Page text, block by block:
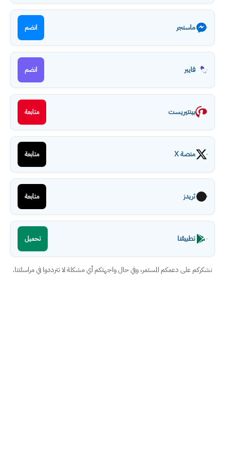
ماسنجر انضم
فايبر انضم
بينتيريست متابعة
منصة X متابعة
ثريدز متابعة
تطبيقنا تحميل
نشكركم على دعمكم المستمر، وفي حال واجهتكم أي مشكلة لا تترددوا في مراسلتنا.